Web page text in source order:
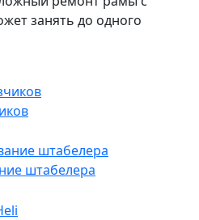
занять до одного
штабелера